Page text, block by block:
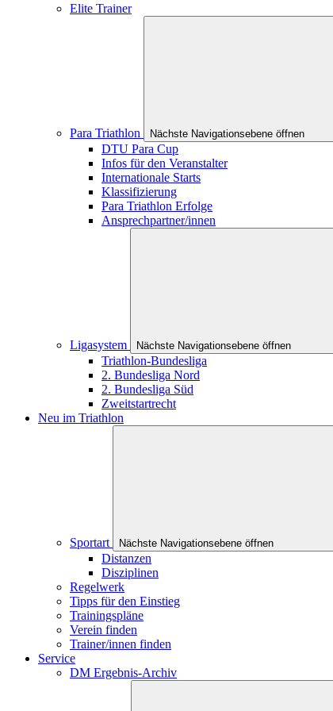
Elite Trainer
Para Triathlon Nächste Navigationsebene öffnen
DTU Para Cup
Infos für den Veranstalter
Internationale Starts
Klassifizierung
Para Triathlon Erfolge
Ansprechpartner/innen
Ligasystem Nächste Navigationsebene öffnen
Triathlon-Bundesliga
2. Bundesliga Nord
2. Bundesliga Süd
Zweitstartrecht
Neu im Triathlon
Sportart Nächste Navigationsebene öffnen
Distanzen
Disziplinen
Regelwerk
Tipps für den Einstieg
Trainingspläne
Verein finden
Trainer/innen finden
Service
DM Ergebnis-Archiv